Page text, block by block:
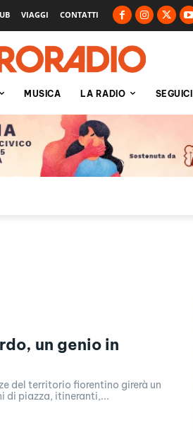
VIAGGI CONTATTI
MUSICA LA RADIO SEGUICI
un genio in
del territorio fiorentino girerà un
di piazza, itineranti,...